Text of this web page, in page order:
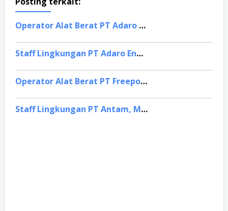
Operator Alat Berat PT Adaro Energy, Kalimantan Selatan
Staff Lingkungan PT Adaro Energy, Jakarta Selatan
Operator Alat Berat PT Freeport Indonesia, Papua
Staff Lingkungan PT Antam, Maluku Utara